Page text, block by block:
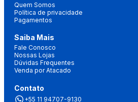
Quem Somos
Política de privacidade
Pagamentos
Saiba Mais
Fale Conosco
Nossas Lojas
Dúvidas Frequentes
Venda por Atacado
Contato
+55 11 94707-9130